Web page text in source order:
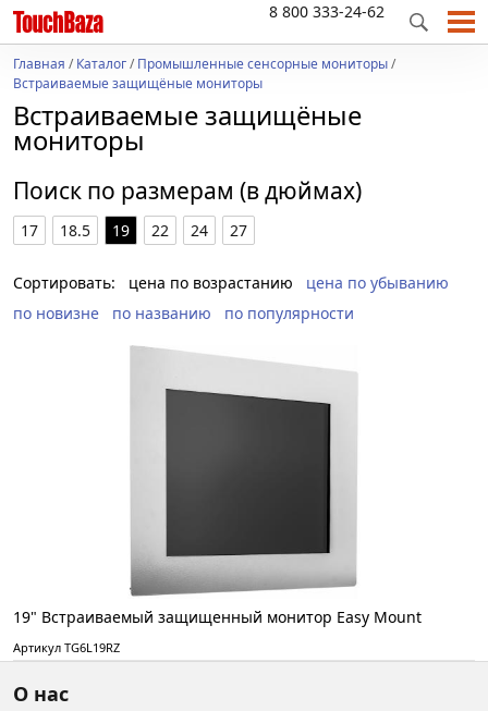
8 800 333-24-62
Главная /Каталог/Промышленные сенсорные мониторы/
Встраиваемые защищёные мониторы
Встраиваемые защищёные
мониторы
Поиск по размерам (в дюймах)
17 18.5 19 22 24 27
Сортировать: цена по возрастанию
цена по убыванию
по новизне
по названию по популярности
19" Встраиваемый защищенный монитор Easy Mount
Артикул TG6L19RZ
О нас